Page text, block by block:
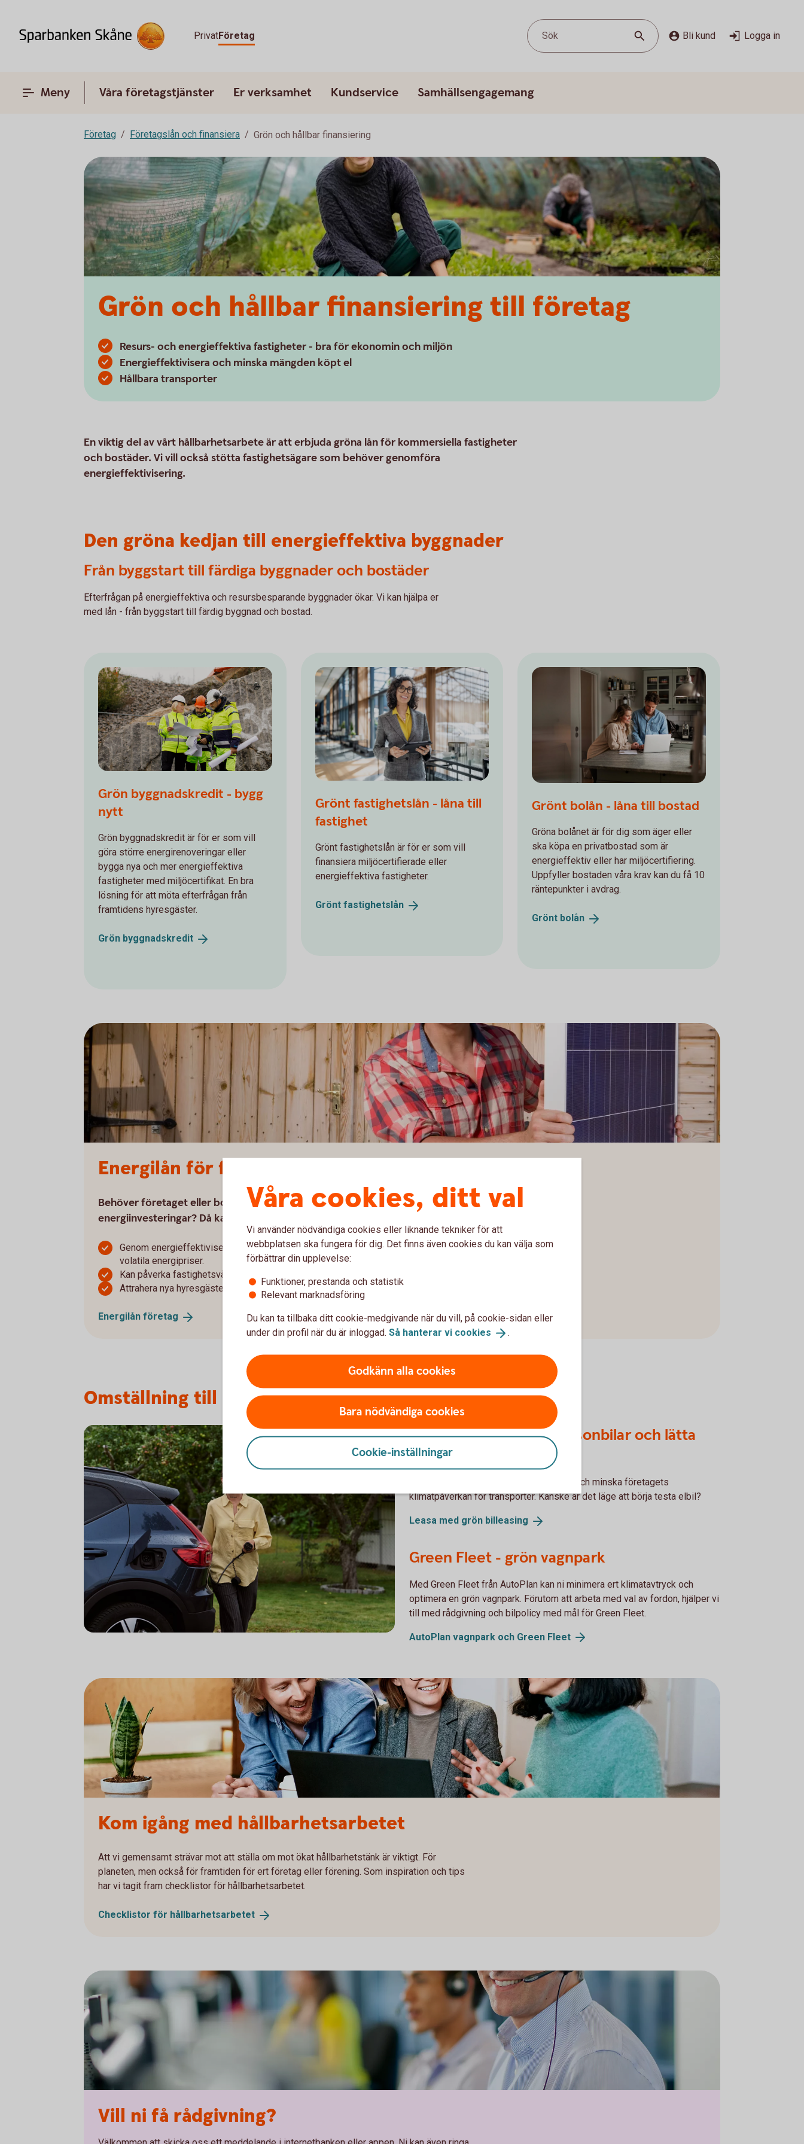
PrivatFöretag Sök Bli kund Logga in
Meny Våra företagstjänster Er verksamhet Kundservice Samhällsengagemang
Företag Företagslån och finansiera Grön och hållbar finansiering
Grön och hållbar finansiering till företag
Resurs- och energieffektiva fastigheter - bra för ekonomin och miljön
Energieffektivisera och minska mängden köpt el
Hållbara transporter
En viktig del av vårt hållbarhetsarbete är att erbjuda gröna lån för kommersiella fastigheter
och bostäder. Vi vill också stötta fastighetsägare som behöver genomföra
energieffektivisering.
Den gröna kedjan till energieffektiva byggnader
Från byggstart till färdiga byggnader och bostäder
Efterfrågan på energieffektiva och resursbesparande byggnader ökar. Vi kan hjälpa er
med lån - från byggstart till färdig byggnad och bostad.
Grön byggnadskredit - bygg
nytt
Grön byggnadskredit är för er som vill
göra större energirenoveringar eller
bygga nya och mer energieffektiva
fastigheter med miljöcertifikat. En bra
lösning för att möta efterfrågan från
framtidens hyresgäster.
Grön byggnadskredit
Grönt fastighetslån - låna till
fastighet
Grönt fastighetslån är för er som vill
finansiera miljöcertifierade eller
energieffektiva fastigheter.
Grönt fastighetslån
Grönt bolån - låna till bostad
Gröna bolånet är för dig som äger eller
ska köpa en privatbostad som är
energieffektiv eller har miljöcertifiering.
Uppfyller bostaden våra krav kan du få 10
räntepunkter i avdrag.
Grönt bolån
Energilån för företag och BRF
Behöver företaget eller bostadsrättsföreningen hjälp med finansiering för
energiinvesteringar? Då kan Energilån företag vara rätt lösning.
Genom energieffektivisering och övergång till förnybar energi minskar riskerna med
volatila energipriser.
Kan påverka fastighetsvärdet med minskad energiförbrukning.
Attrahera nya hyresgäster med energieffektiva byggnader.
Energilån företag
Omställning till mer hållbara transporter
Grön billeasing – för personbilar och lätta
lastbilar
Grön billeasing för er som vill ställa om och minska företagets
klimatpåverkan för transporter. Kanske är det läge att börja testa elbil?
Leasa med grön billeasing
Green Fleet - grön vagnpark
Med Green Fleet från AutoPlan kan ni minimera ert klimatavtryck och
optimera en grön vagnpark. Förutom att arbeta med val av fordon, hjälper vi
till med rådgivning och bilpolicy med mål för Green Fleet.
AutoPlan vagnpark och Green Fleet
Kom igång med hållbarhetsarbetet
Att vi gemensamt strävar mot att ställa om mot ökat hållbarhetstänk är viktigt. För
planeten, men också för framtiden för ert företag eller förening. Som inspiration och tips
har vi tagit fram checklistor för hållbarhetsarbetet.
Checklistor för hållbarhetsarbetet
Vill ni få rådgivning?
Våra cookies, ditt val
Vi använder nödvändiga cookies eller liknande tekniker för att
webbplatsen ska fungera för dig. Det finns även cookies du kan välja som
förbättrar din upplevelse:
Funktioner, prestanda och statistik
Relevant marknadsföring
Du kan ta tillbaka ditt cookie-medgivande när du vill, på cookie-sidan eller
under din profil när du är inloggad. Så hanterar vi cookies .
Godkänn alla cookies
Bara nödvändiga cookies
Cookie-inställningar